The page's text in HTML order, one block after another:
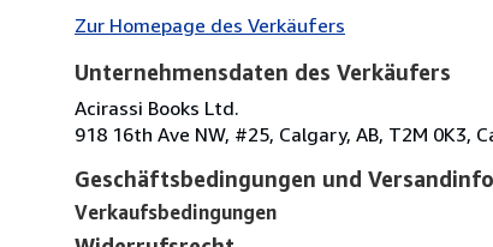
Zur Homepage des Verkäufers
Unternehmensdaten des Verkäufers
Acirassi Books Ltd.
918 16th Ave NW, #25, Calgary, AB, T2M 0K3,
Geschäftsbedingungen und
Verkaufsbedingungen